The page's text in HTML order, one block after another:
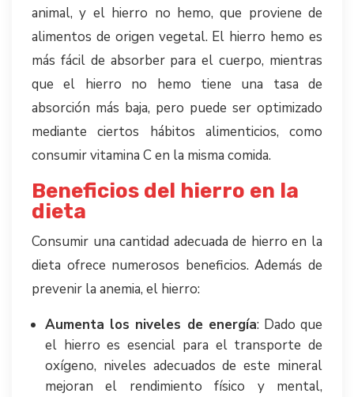
animal, y el hierro no hemo, que proviene de
alimentos de origen vegetal. El hierro hemo es
más fácil de absorber para el cuerpo, mientras
que el hierro no hemo tiene una tasa de
absorción más baja, pero puede ser optimizado
mediante ciertos hábitos alimenticios, como
consumir vitamina C en la misma comida.
Beneficios del hierro en la
dieta
Consumir una cantidad adecuada de hierro en la
dieta ofrece numerosos beneficios. Además de
prevenir la anemia, el hierro:
Aumenta los niveles de energía: Dado que
el hierro es esencial para el transporte de
oxígeno, niveles adecuados de este mineral
mejoran el rendimiento físico y mental,